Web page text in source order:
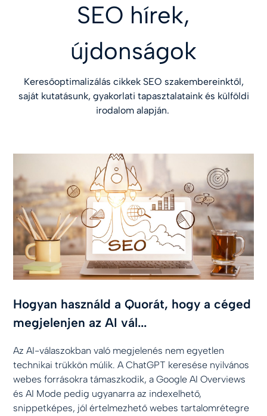
SEO hírek,
újdonságok
Keresőoptimalizálás cikkek SEO szakembereinktől,
saját kutatásunk, gyakorlati tapasztalataink és külföldi
irodalom alapján.
Hogyan használd a Quorát, hogy a céged
megjelenjen az AI vál...
Az AI-válaszokban való megjelenés nem egyetlen
technikai trükkön múlik. A ChatGPT keresése nyilvános
webes forrásokra támaszkodik, a Google AI Overviews
és AI Mode pedig ugyanarra az indexelhető,
snippetképes, jól értelmezhető webes tartalomrétegre